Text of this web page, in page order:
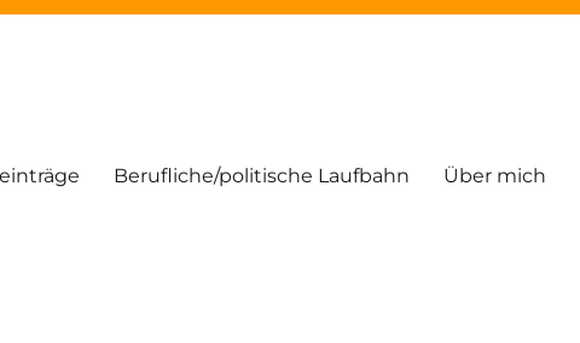
Berufliche/politische Laufbahn Über mich